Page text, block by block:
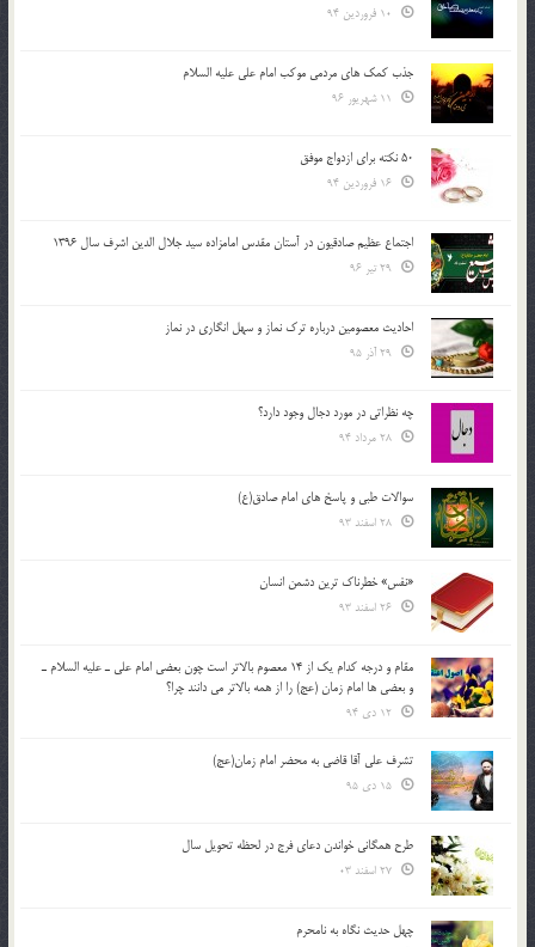
جذب کمک های مردمی موکب امام علی علیه السلام
50 نکته برای ازدواج موفق
اجتماع عظیم صادقیون در آستان مقدس امامزاده سید جلال الدین اشرف سال 1396
احادیث معصومین درباره ترک نماز و سهل انگاری در نماز
چه نظراتی در مورد دجال وجود دارد؟
سوالات طبی و پاسخ های امام صادق(ع)
«نفس» خطرناک ترین دشمن انسان
مقام و درجه كدام يك از 14 معصوم بالاتر است چون بعضي امام علي ـ عليه السلام ـ
و بعضي ها امام زمان (عج) را از همه بالاتر مي دانند چرا؟
تشرف علي آقا قاضي به محضر امام زمان(عج)
طرح همگانی خواندن دعای فرج در لحظه تحویل سال
چهل حدیث نگاه به نامحرم